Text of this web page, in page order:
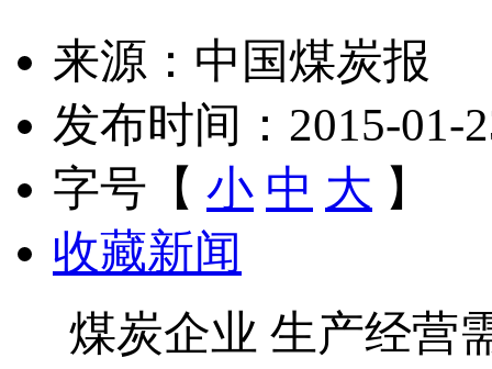
来源：中国煤炭报
发布时间：2015-01-
字号【 小 中 大 】
收藏新闻
煤炭企业 生产经营